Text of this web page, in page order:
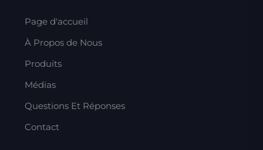
Page d'accueil
À Propos de Nous
Produits
Médias
Questions Et Réponses
Contact